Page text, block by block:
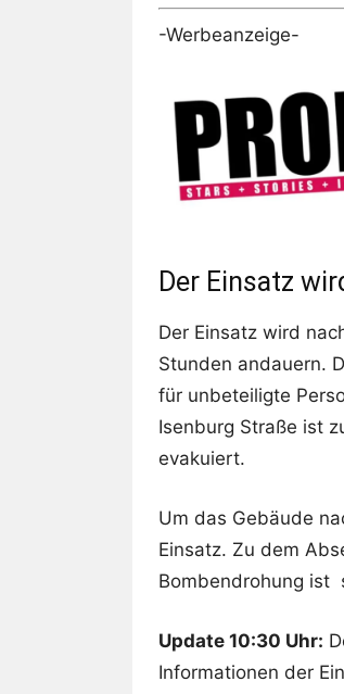
-Werbeanzeige-
Der Einsatz
Der Einsatz wird
Stunden andauern.
für unbeteiligte
Isenburg Straße ist
evakuiert.
Um das Gebäude
Einsatz. Zu dem
Bombendrohung ist
Update 10:30 Uhr:
Informationen der